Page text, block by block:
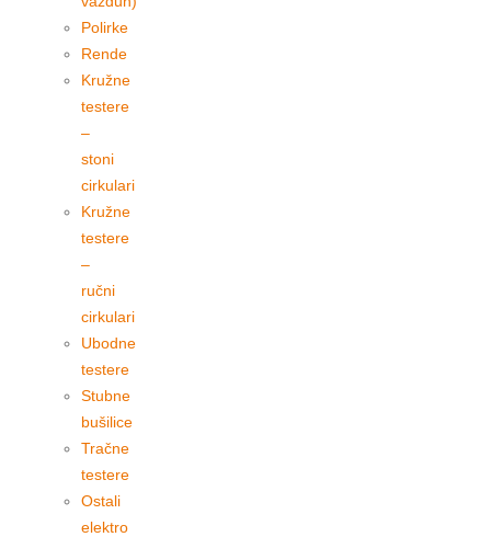
Polirke
Rende
Kružne
testere
–
stoni
cirkulari
Kružne
testere
–
ručni
cirkulari
Ubodne
testere
Stubne
bušilice
Tračne
testere
Ostali
elektro